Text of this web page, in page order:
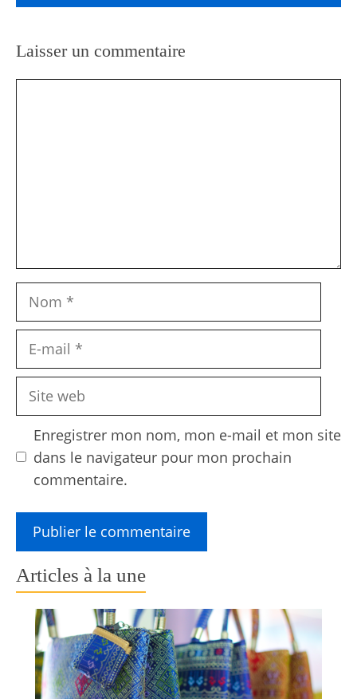
Laisser un commentaire
Nom
Site
Enregistrer mon nom, mon e-mail et mon site
dans le navigateur pour mon prochain
commentaire.
Articles à la une